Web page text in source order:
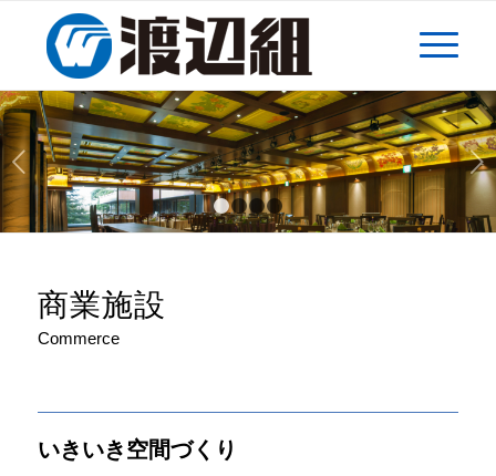
後
1 2 3 4
商業施設
Commerce
いきいき空間づくり